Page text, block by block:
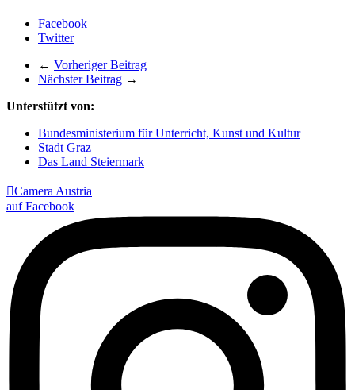
Facebook
Twitter
← Vorheriger Beitrag
Nächster Beitrag →
Unterstützt von:
Bundesministerium für Unterricht, Kunst und Kultur
Stadt Graz
Das Land Steiermark
Camera Austria
auf Facebook